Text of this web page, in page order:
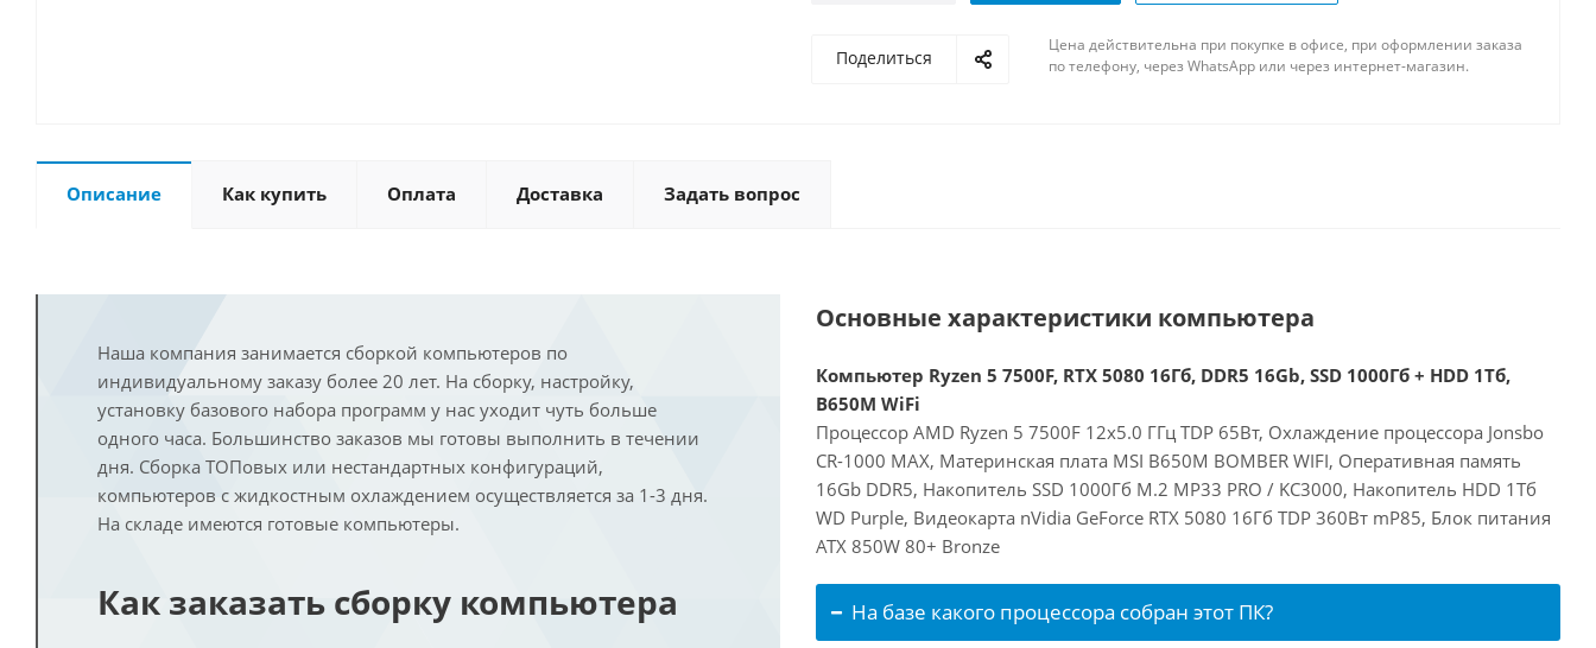
Поделиться
Цена действительна при покупке в офисе, при оформлении заказа
по телефону, через WhatsApp или через интернет-магазин.
Описание Как купить Оплата Доставка Задать вопрос
Наша компания занимается сборкой компьютеров по
индивидуальному заказу более 20 лет. На сборку, настройку,
установку базового набора программ у нас уходит чуть больше
одного часа. Большинство заказов мы готовы выполнить в течении
дня. Сборка ТОПовых или нестандартных конфигураций,
компьютеров с жидкостным охлаждением осуществляется за 1-3 дня.
На складе имеются готовые компьютеры.
Как заказать сборку компьютера
Основные характеристики компьютера
Компьютер Ryzen 5 7500F, RTX 5080 16Гб, DDR5 16Gb, SSD 1000Гб + HDD 1Тб,
B650M WiFi
Процессор AMD Ryzen 5 7500F 12x5.0 ГГц TDP 65Вт, Охлаждение процессора Jonsbo
CR-1000 MAX, Материнская плата MSI B650M BOMBER WIFI, Оперативная память
16Gb DDR5, Накопитель SSD 1000Гб M.2 MP33 PRO / KC3000, Накопитель HDD 1Тб
WD Purple, Видеокарта nVidia GeForce RTX 5080 16Гб TDP 360Вт mP85, Блок питания
ATX 850W 80+ Bronze
На базе какого процессора собран этот ПК?